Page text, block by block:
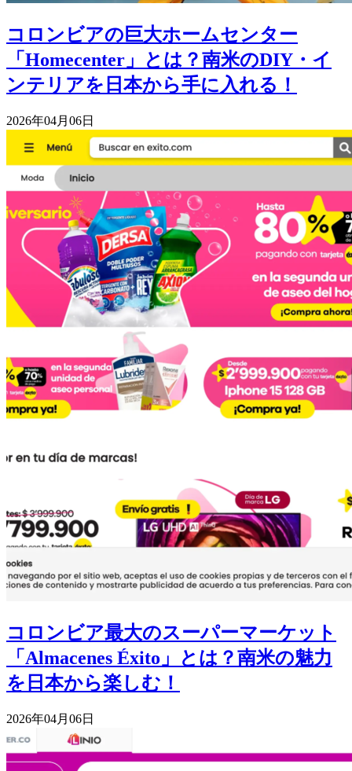
コロンビアの巨大ホームセンター
「Homecenter」とは？南米のDIY・イ
ンテリアを日本から手に入れる！
2026年04月06日
コロンビア最大のスーパーマーケット
「Almacenes Éxito」とは？南米の魅力
を日本から楽しむ！
2026年04月06日